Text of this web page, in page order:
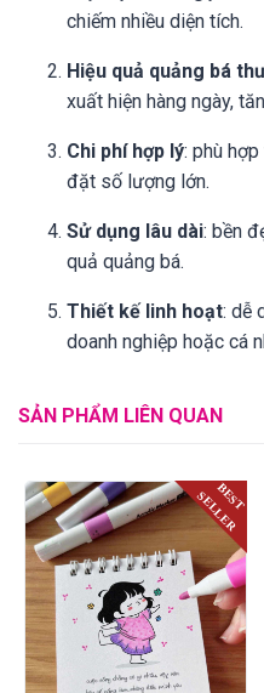
chiếm nhiều diện tích.
Hiệu quả quảng bá
xuất hiện hàng ngày,
Chi phí hợp lý: phù
đặt số lượng lớn.
Sử dụng lâu dài: bền
quả quảng bá.
Thiết kế linh hoạt: dễ
doanh nghiệp hoặc cá
SẢN PHẨM LIÊN QUAN
BEST
SELLER